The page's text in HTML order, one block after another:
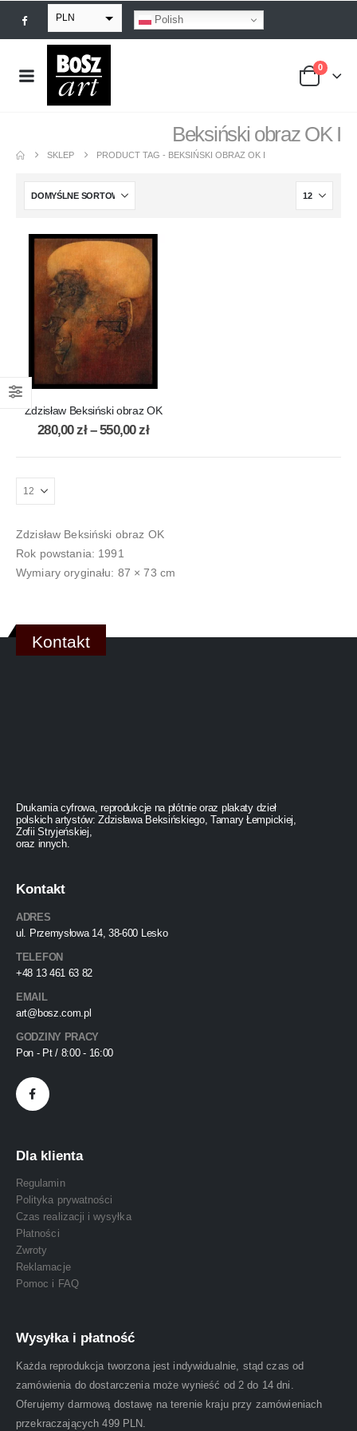
PLN
EUR
USD
Polish
0
Beksiński obraz OK I
SKLEP PRODUCT TAG - BEKSIŃSKI OBRAZ OK I
Zdzisław Beksiński obraz OK
280,00zł – 550,00zł
Zdzisław Beksiński obraz OK
Rok powstania: 1991
Wymiary oryginału: 87 × 73 cm
Kontakt
Drukarnia cyfrowa, reprodukcje na płótnie oraz plakaty dzieł
polskich artystów: Zdzisława Beksińskiego, Tamary Łempickiej,
Zofii Stryjeńskiej,
oraz innych.
Kontakt
ADRES
ul. Przemysłowa 14, 38-600 Lesko
TELEFON
+48 13 461 63 82
EMAIL
art@bosz.com.pl
GODZINY PRACY
Pon - Pt / 8:00 - 16:00
Dla klienta
Regulamin
Polityka prywatności
Czas realizacji i wysyłka
Płatności
Zwroty
Reklamacje
Pomoc i FAQ
Wysyłka i płatność
Każda reprodukcja tworzona jest indywidualnie, stąd czas od
zamówienia do dostarczenia może wynieść od 2 do 14 dni.
Oferujemy darmową dostawę na terenie kraju przy zamówieniach
przekraczających 499 PLN.